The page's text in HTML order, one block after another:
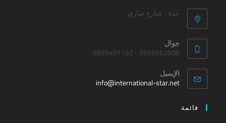
جدة - شارع صاري
جوال
0555562608 - 0555401152
الإيميل
info@international-star.net
قائمة